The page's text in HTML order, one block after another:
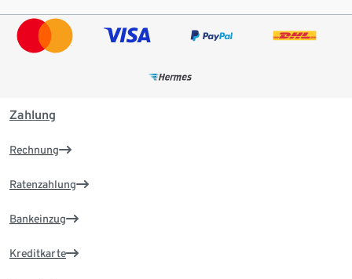
Zahlung
Rechnung
Ratenzahlung
Bankeinzug
Kreditkarte